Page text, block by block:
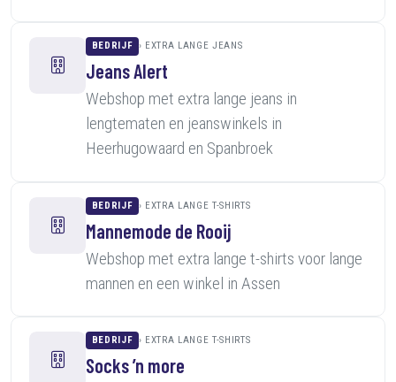
BEDRIJF EXTRA LANGE JEANS
Jeans Alert
Webshop met extra lange jeans in
lengtematen en jeanswinkels in
Heerhugowaard en Spanbroek
BEDRIJF EXTRA LANGE T-SHIRTS
Mannemode de Rooij
Webshop met extra lange t-shirts voor lange
mannen en een winkel in Assen
BEDRIJF EXTRA LANGE T-SHIRTS
Socks ’n more